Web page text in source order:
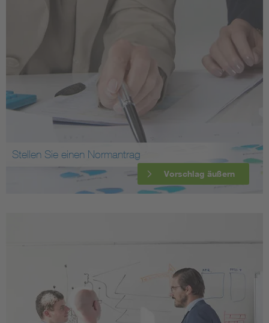
Stellen Sie einen Normantrag
Vorschlag äußern